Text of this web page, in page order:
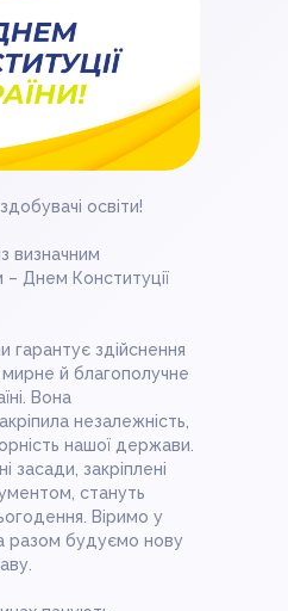
освіти!
визначним
Днем Конституції
гарантує здійснення
мирне й благополучне
Вона
незалежність,
нашої держави.
засади, закріплені
стануть
Віримо у
разом будуємо нову